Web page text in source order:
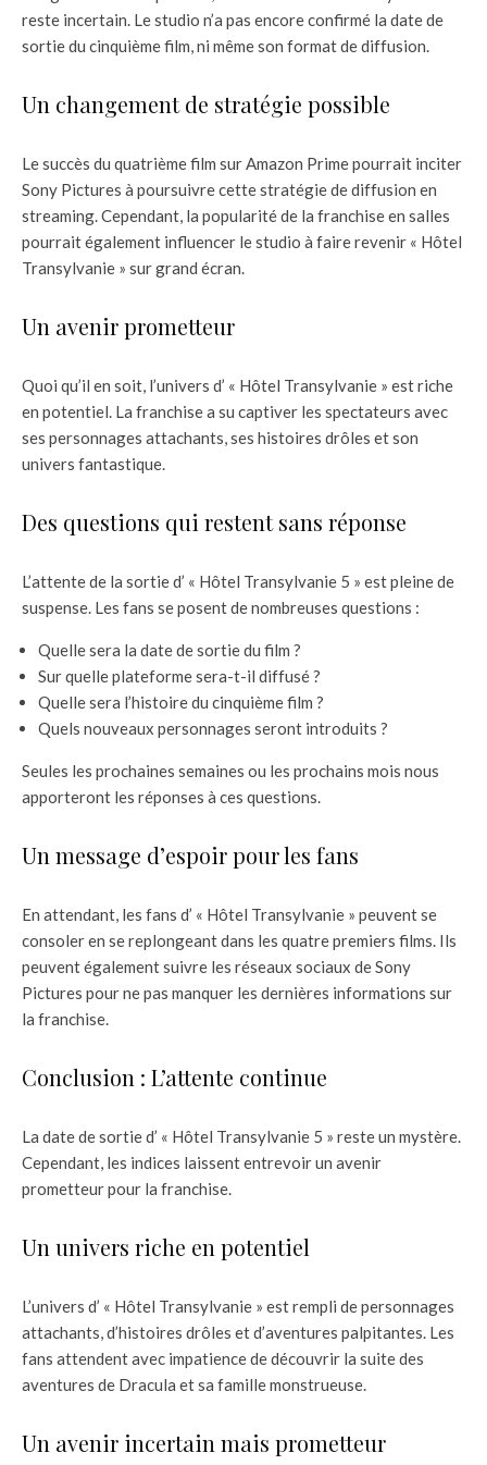
reste incertain. Le studio n’a pas encore confirmé la date de
sortie du cinquième film, ni même son format de diffusion.
Un changement de stratégie possible
Le succès du quatrième film sur Amazon Prime pourrait inciter
Sony Pictures à poursuivre cette stratégie de diffusion en
streaming. Cependant, la popularité de la franchise en salles
pourrait également influencer le studio à faire revenir « Hôtel
Transylvanie » sur grand écran.
Un avenir prometteur
Quoi qu’il en soit, l’univers d’ « Hôtel Transylvanie » est riche
en potentiel. La franchise a su captiver les spectateurs avec
ses personnages attachants, ses histoires drôles et son
univers fantastique.
Des questions qui restent sans réponse
L’attente de la sortie d’ « Hôtel Transylvanie 5 » est pleine de
suspense. Les fans se posent de nombreuses questions :
Quelle sera la date de sortie du film ?
Sur quelle plateforme sera-t-il diffusé ?
Quelle sera l’histoire du cinquième film ?
Quels nouveaux personnages seront introduits ?
Seules les prochaines semaines ou les prochains mois nous
apporteront les réponses à ces questions.
Un message d’espoir pour les fans
En attendant, les fans d’ « Hôtel Transylvanie » peuvent se
consoler en se replongeant dans les quatre premiers films. Ils
peuvent également suivre les réseaux sociaux de Sony
Pictures pour ne pas manquer les dernières informations sur
la franchise.
Conclusion : L’attente continue
La date de sortie d’ « Hôtel Transylvanie 5 » reste un mystère.
Cependant, les indices laissent entrevoir un avenir
prometteur pour la franchise.
Un univers riche en potentiel
L’univers d’ « Hôtel Transylvanie » est rempli de personnages
attachants, d’histoires drôles et d’aventures palpitantes. Les
fans attendent avec impatience de découvrir la suite des
aventures de Dracula et sa famille monstrueuse.
Un avenir incertain mais prometteur